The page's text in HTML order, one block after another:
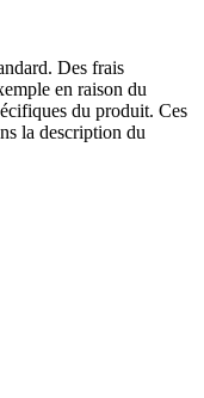
Des frais
en raison du
du produit. Ces
la description du